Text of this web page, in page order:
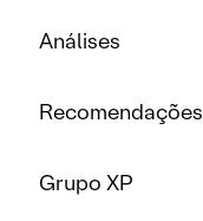
Análises
Recomendações
Grupo XP